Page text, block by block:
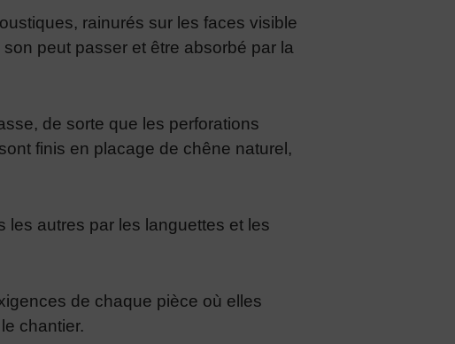
rainurés sur les faces visible
peut passer et être absorbé par la
de sorte que les perforations
finis en placage de chêne naturel,
autres par les languettes et les
de chaque pièce où elles
chantier.